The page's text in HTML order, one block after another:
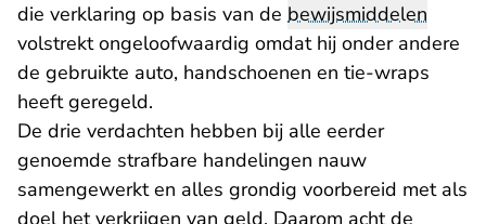
die verklaring op basis van de bewijsmiddelen
volstrekt ongeloofwaardig omdat hij onder andere
de gebruikte auto, handschoenen en tie-wraps
heeft geregeld.
De drie verdachten hebben bij alle eerder
genoemde strafbare handelingen nauw
samengewerkt en alles grondig voorbereid met als
doel het verkrijgen van geld. Daarom acht de